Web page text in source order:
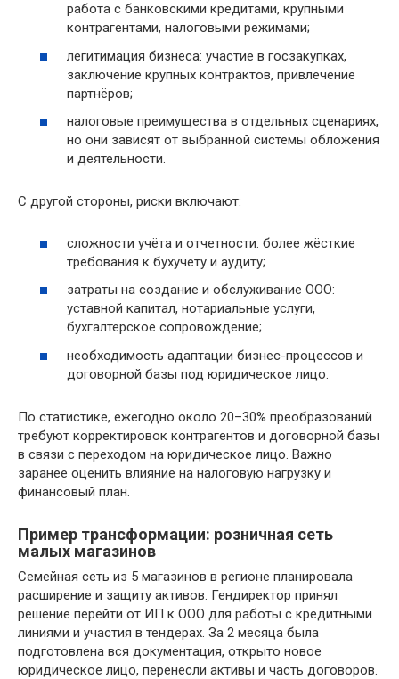
работа с банковскими кредитами, крупными
контрагентами, налоговыми режимами;
легитимация бизнеса: участие в госзакупках,
заключение крупных контрактов, привлечение
партнёров;
налоговые преимущества в отдельных сценариях,
но они зависят от выбранной системы обложения
и деятельности.
С другой стороны, риски включают:
сложности учёта и отчетности: более жёсткие
требования к бухучету и аудиту;
затраты на создание и обслуживание ООО:
уставной капитал, нотариальные услуги,
бухгалтерское сопровождение;
необходимость адаптации бизнес-процессов и
договорной базы под юридическое лицо.
По статистике, ежегодно около 20–30% преобразований
требуют корректировок контрагентов и договорной базы
в связи с переходом на юридическое лицо. Важно
заранее оценить влияние на налоговую нагрузку и
финансовый план.
Пример трансформации: розничная сеть
малых магазинов
Семейная сеть из 5 магазинов в регионе планировала
расширение и защиту активов. Гендиректор принял
решение перейти от ИП к ООО для работы с кредитными
линиями и участия в тендерах. За 2 месяца была
подготовлена вся документация, открыто новое
юридическое лицо, перенесли активы и часть договоров.